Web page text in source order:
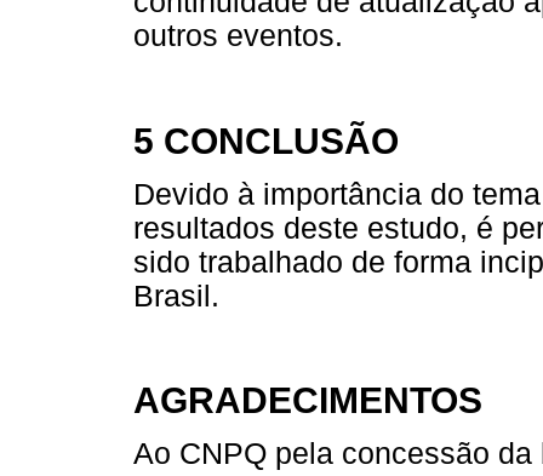
outros eventos.
5 CONCLUSÃO
Devido à importância do
resultados deste estudo, é
sido trabalhado de forma
Brasil.
AGRADECIMENTOS
Ao CNPQ pela concessão da